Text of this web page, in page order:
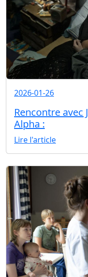
2026-01-26
Rencontre
Alpha :
Lire l'article